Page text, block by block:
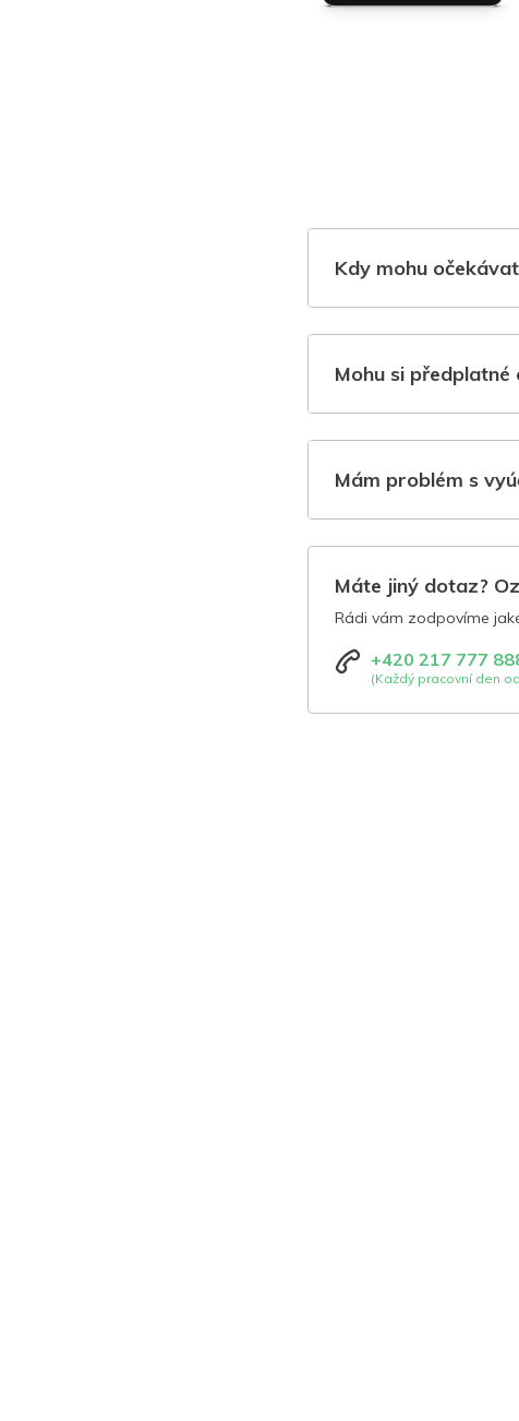
Kdy mohu
Mohu si
Mám problém s
Máte jiný dotaz?
Rádi vám zodpovíme
+420 217 777
(Každý pracovní den